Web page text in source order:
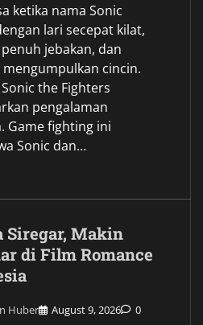
ketika nama Sonic
lari secepat kilat,
jebakan, dan
cincin.
the Fighters
pengalaman
Game fighting ini
Sonic dan…
Siregar, Makin
di Film Romance
Huber August 9, 2026 0